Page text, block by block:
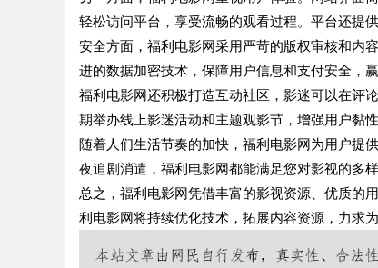
轻松访问平台，享受流畅的观看过程。平台还提
安全方面，福利电影网采用严苛的版权审核和内
进的数据加密技术，保障用户信息和支付安全，
福利电影网还积极打造互动社区，影迷可以在评
期举办线上影迷活动和主题观影节，增强用户黏
随着人们生活节奏的加快，福利电影网为用户提
夜追剧消遣，福利电影网都能满足您对影视的多样
总之，福利电影网凭借丰富的影视资源、优质的
利电影网将持续优化技术，拓展内容资源，力求